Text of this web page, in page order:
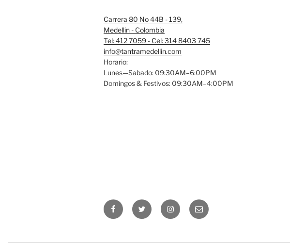
Carrera 80 No 44B - 139,
Medellin - Colombia
Tel: 412 7059 - Cel: 314 8403 745
info@tantramedellin.com
Horario:
Lunes—Sabado: 09:30AM–6:00PM
Domingos & Festivos: 09:30AM–4:00PM
FacebookTwitter InstagramEmail